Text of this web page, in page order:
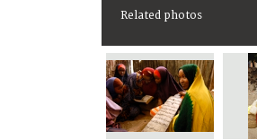
Related photos